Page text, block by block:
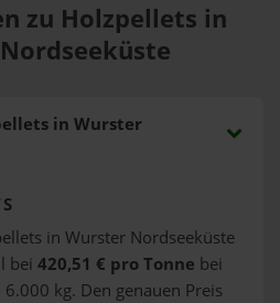
zu Holzpellets in
in Wurster
in Wurster Nordseeküste
bei 420,51 € pro Tonne bei
kg. Den genauen Preis